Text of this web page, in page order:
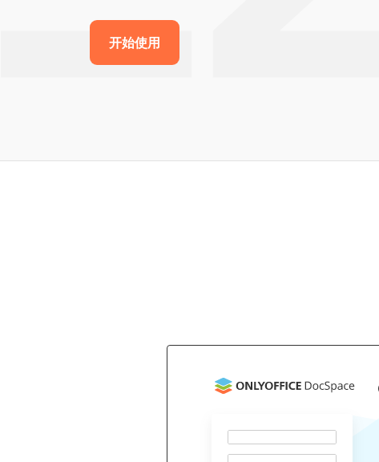
开始使用